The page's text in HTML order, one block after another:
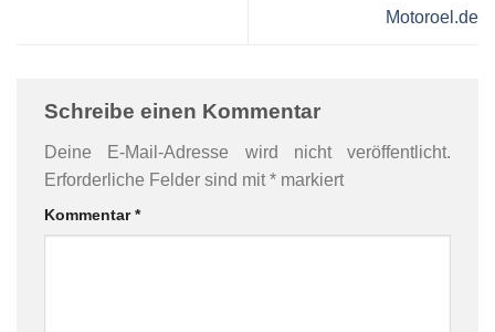
Motoroel.de
Schreibe einen Kommentar
Deine E-Mail-Adresse wird nicht veröffentlicht.
Erforderliche Felder sind mit* markiert
Kommentar*